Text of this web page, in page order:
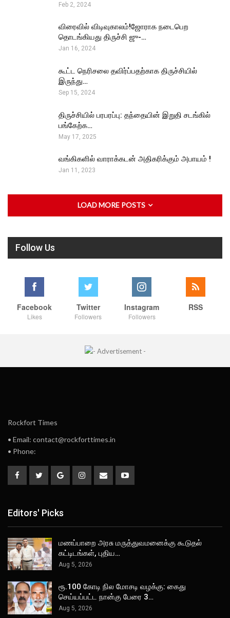
Feb 2, 2024
விரைவில் விடிவுகாலம்!ஜோராக நடைபெற
தொடங்கியது திருச்சி ஜு-…
Jan 16, 2024
கூட்ட நெரிசலை தவிர்ப்பதற்காக திருச்சியில்
இருந்து…
Sep 15, 2024
திருச்சியில் பரபரப்பு: தந்தையின் இறுதி சடங்கில்
பங்கேற்க…
May 17, 2025
வங்கிகளில் வாராக்கடன் அதிகரிக்கும் அபாயம் !
Jan 11, 2023
LOAD MORE POSTS
Follow Us
Facebook
Likes
Twitter
Followers
Instagram
Followers
RSS
Rockfort Times
• Email: contact@rockforttimes.in
• Phone:
Editors' Picks
மணப்பாறை அரசு மருத்துவமனைக்கு கூடுதல்
கட்டிடங்கள், புதிய…
Aug 5, 2026
ரூ.100 கோடி நில மோசடி வழக்கு: கைது
செய்யப்பட்ட நான்கு பேரை 3…
Aug 5, 2026